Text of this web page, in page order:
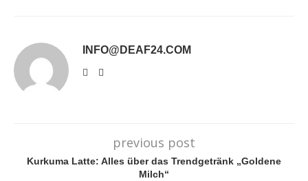
INFO@DEAF24.COM
previous post
Kurkuma Latte: Alles über das Trendgetränk „Goldene
Milch“